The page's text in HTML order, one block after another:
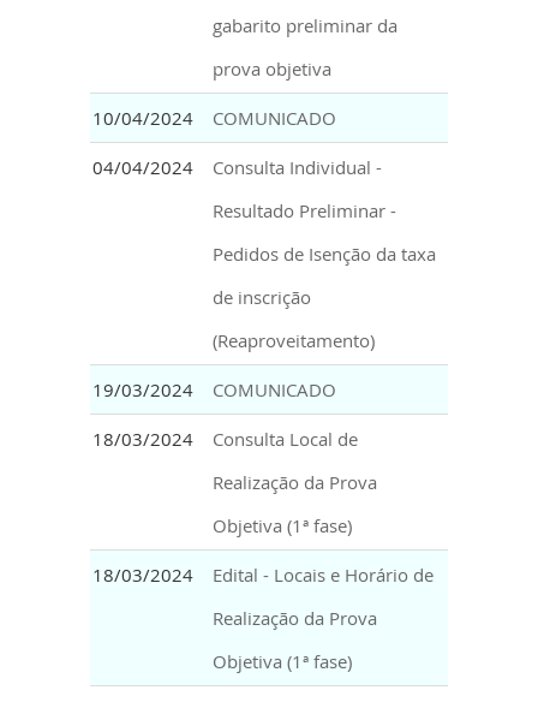
gabarito preliminar da
prova objetiva
10/04/2024 COMUNICADO
04/04/2024
Consulta Individual -
Resultado Preliminar -
Pedidos de Isenção da taxa
de inscrição
(Reaproveitamento)
19/03/2024 COMUNICADO
18/03/2024
Consulta Local de
Realização da Prova
Objetiva (1ª fase)
18/03/2024
Edital - Locais e Horário de
Realização da Prova
Objetiva (1ª fase)